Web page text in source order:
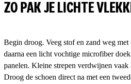
ZO PAK JE LICHTE
Begin droog. Veeg stof en zand weg met
daarna een licht vochtige microfiber
panelen. Kleine strepen verdwijnen
Droog de schoen direct na met een